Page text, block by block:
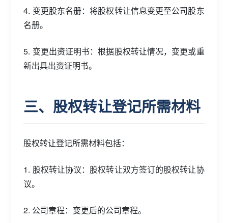
4. 变更股东名册：将股权转让信息变更至公司股东
名册。
5. 变更出资证明书：根据股权转让情况，变更或重
新出具出资证明书。
三、股权转让登记所需材料
股权转让登记所需材料包括：
1. 股权转让协议：股权转让双方签订的股权转让协
议。
2. 公司章程：变更后的公司章程。